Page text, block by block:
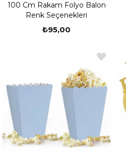
100 Cm Rakam Folyo Balon
Renk Seçenekleri
₺95,00